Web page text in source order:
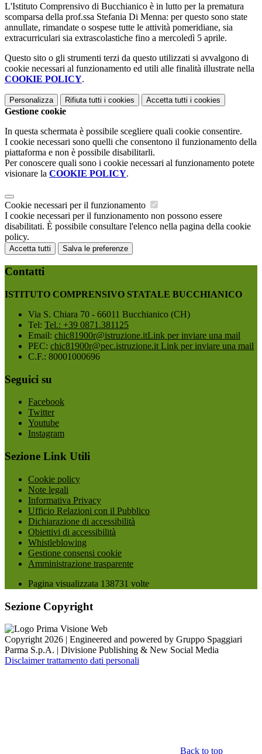
L'Istituto Comprensivo di Bucchianico è in lutto per la prematura
scomparsa della prof.ssa Stefania Di Menna: per questo sono state
annullate, rimandate o sospese tutte le attività pomeridiane, sia
extracurriculari sia extrascolastiche fino a mercoledì 5 aprile.
Questo sito o gli strumenti terzi da questo utilizzati si avvalgono di
cookie necessari al funzionamento ed utili alle finalità illustrate nella
COOKIE POLICY.
Personalizza Rifiuta tutti i cookies Accetta tutti i cookies
Gestione cookie
In questa schermata è possibile scegliere quali cookie consentire.
I cookie necessari sono quelli che consentono il funzionamento della
piattaforma e non è possibile disabilitarli.
Per conoscere quali sono i cookie necessari al funzionamento potete
visionare la COOKIE POLICY.
Cookie necessari per il funzionamento
I cookie necessari per il funzionamento non possono essere
disabilitati. È possibile consultare l'elenco nella pagina della cookie
policy.
Accetta tutti Salva le preferenze
Contatti
ISTITUTO COMPRENSIVO STATALE BUCCHIANICO
Via S. Chiara 70 - 66011 Bucchianico (CH)
Tel: Tel.: +39 0871.381125
Email: chic81900r@istruzione.itLink per inviare una mail
PEC: chic81900r@pec.istruzione.it Link per inviare una mail
C.F.: 80001000696
Seguici su
Facebook
Twitter
Youtube
Instagram
Sezione Link Utili
Cookie policy
Note legali
Informativa Privacy
Ufficio Relazioni con il Pubblico
Dichiarazione di accessibilità
Obiettivi di accessibilità
Whistleblowing
Gestione consensi cookie
Amministrazione trasparente
Pagina visualizzata 138731 volte
Sezione Copyright
Copyright 2026 | Engineered and powered by Gruppo Spaggiari
Parma S.p.A. | Divisione Publishing & New Social Media
Disclaimer trattamento dati personali
Back to top